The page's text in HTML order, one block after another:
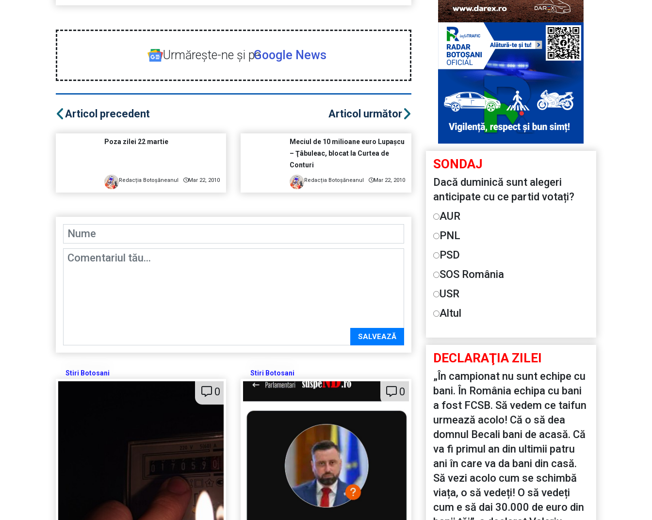
Urmăreşte-ne şi peGoogle News
Articol precedent
Poza zilei 22 martie
Redacția Botoșăneanul Mar 22, 2010
Articol următor
Meciul de 10 milioane euro Lupaşcu
– Ţâbuleac, blocat la Curtea de
Conturi
Redacția Botoșăneanul Mar 22, 2010
SALVEAZĂ
Stiri Botosani
0
Stiri Botosani
0
SONDAJ
Dacă duminică sunt alegeri
anticipate cu ce partid votați?
AUR
PNL
PSD
SOS România
USR
Altul
DECLARAŢIA ZILEI
„În campionat nu sunt echipe cu
bani. În România echipa cu bani
a fost FCSB. Să vedem ce taifun
urmează acolo! Că o să dea
domnul Becali bani de acasă. Că
va fi primul an din ultimii patru
ani în care va da bani din casă.
Să vezi acolo cum se schimbă
viața, o să vedeți! O să vedeți
cum e să dai 30.000 de euro din